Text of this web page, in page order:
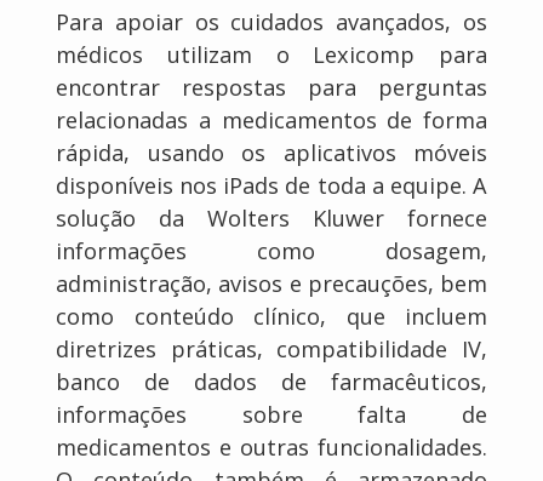
Para apoiar os cuidados avançados, os
médicos utilizam o Lexicomp para
encontrar respostas para perguntas
relacionadas a medicamentos de forma
rápida, usando os aplicativos móveis
disponíveis nos iPads de toda a equipe. A
solução da Wolters Kluwer fornece
informações como dosagem,
administração, avisos e precauções, bem
como conteúdo clínico, que incluem
diretrizes práticas, compatibilidade IV,
banco de dados de farmacêuticos,
informações sobre falta de
medicamentos e outras funcionalidades.